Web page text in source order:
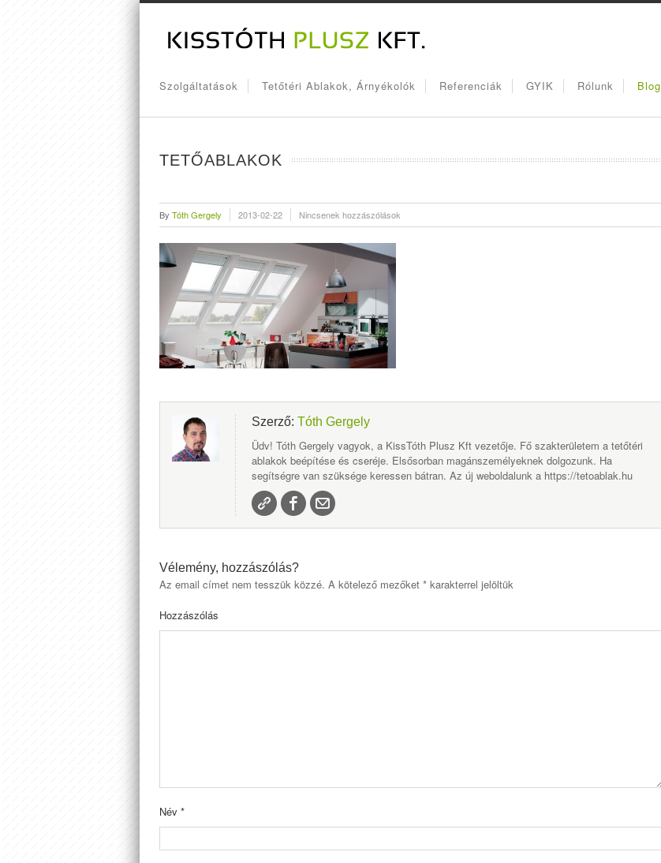
Szolgáltatások Tetőtéri Ablakok, Árnyékolók Referenciák GYIK Rólunk Blog
TETŐABLAKOK
By Tóth Gergely 2013-02-22 Nincsenek hozzászólások
Szerző: Tóth Gergely
Üdv! Tóth Gergely vagyok, a KissTóth Plusz Kft vezetője. Fő szakterületem a tetőtéri
ablakok beépítése és cseréje. Elsősorban magánszemélyeknek dolgozunk. Ha
segítségre van szüksége keressen bátran. Az új weboldalunk a https://tetoablak.hu
Vélemény, hozzászólás?
Az email címet nem tesszük közzé. A kötelező mezőket * karakterrel jelöltük
Hozzászólás
Név *